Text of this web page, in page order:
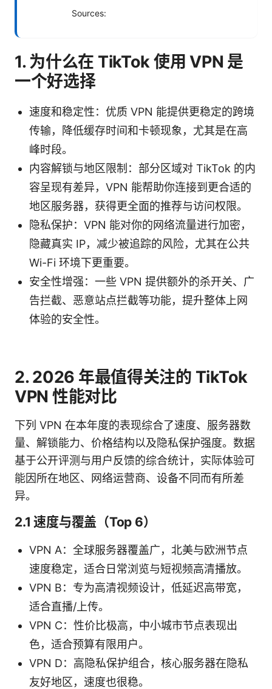
Sources:
1. 为什么在 TikTok 使用 VPN 是
一个好选择
速度和稳定性：优质 VPN 能提供更稳定的跨境
传输，降低缓存时间和卡顿现象，尤其是在高
峰时段。
内容解锁与地区限制：部分区域对 TikTok 的内
容呈现有差异，VPN 能帮助你连接到更合适的
地区服务器，获得更全面的推荐与访问权限。
隐私保护：VPN 能对你的网络流量进行加密，
隐藏真实 IP，减少被追踪的风险，尤其在公共
Wi-Fi 环境下更重要。
安全性增强：一些 VPN 提供额外的杀开关、广
告拦截、恶意站点拦截等功能，提升整体上网
体验的安全性。
2. 2026 年最值得关注的 TikTok
VPN 性能对比
下列 VPN 在本年度的表现综合了速度、服务器数
量、解锁能力、价格结构以及隐私保护强度。数据
基于公开评测与用户反馈的综合统计，实际体验可
能因所在地区、网络运营商、设备不同而有所差
异。
2.1 速度与覆盖（Top 6）
VPN A：全球服务器覆盖广，北美与欧洲节点
速度稳定，适合日常浏览与短视频高清播放。
VPN B：专为高清视频设计，低延迟高带宽，
适合直播/上传。
VPN C：性价比极高，中小城市节点表现出
色，适合预算有限用户。
VPN D：高隐私保护组合，核心服务器在隐私
友好地区，速度也很稳。